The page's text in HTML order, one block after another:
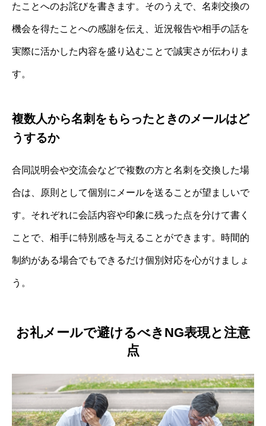
たことへのお詫びを書きます。そのうえで、名刺交換の
機会を得たことへの感謝を伝え、近況報告や相手の話を
実際に活かした内容を盛り込むことで誠実さが伝わりま
す。
複数人から名刺をもらったときのメールはど
うするか
合同説明会や交流会などで複数の方と名刺を交換した場
合は、原則として個別にメールを送ることが望ましいで
す。それぞれに会話内容や印象に残った点を分けて書く
ことで、相手に特別感を与えることができます。時間的
制約がある場合でもできるだけ個別対応を心がけましょ
う。
お礼メールで避けるべきNG表現と注意
点